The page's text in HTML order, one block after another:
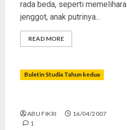
rada beda, seperti memelihara
jenggot, anak putrinya...
READ MORE
Buletin Studia Tahun kedua
ABU FIKRI
16/04/2007
1